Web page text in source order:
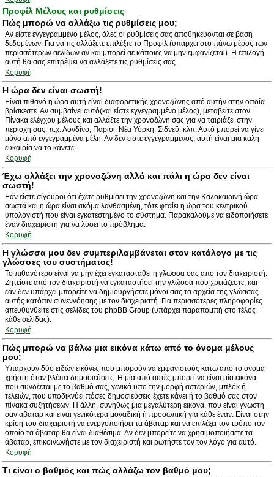
Προφίλ Μέλους και ρυθμίσεις
Πώς μπορώ να αλλάξω τις ρυθμίσεις μου;
Αν είστε εγγεγραμμένο μέλος, όλες οι ρυθμίσεις σας αποθηκεύονται σε βάση
δεδομένων. Για να τις αλλάξετε επιλέξτε το Προφίλ (υπάρχει στο πάνω μέρος των
περισσότερων σελίδων αν και μπορεί σε κάποιες να μην εμφανίζεται). Η επιλογή
αυτή θα σας επιτρέψει να αλλάξετε τις ρυθμίσεις σας.
Κορυφή
Η ώρα δεν είναι σωστή!
Είναι πιθανό η ώρα αυτή είναι διαφορετικής χρονοζώνης από αυτήν στην οποία
βρίσκεστε. Αν συμβαίνει αυτό(και είστε εγγεγραμμένο μέλος), μεταβείτε στον
Πίνακα ελέγχου μέλους και αλλάξτε την χρονοζώνη σας για να ταιριάζει στην
περιοχή σας, π.χ. Λονδίνο, Παρίσι, Νέα Υόρκη, Σίδνεϋ, κλπ. Αυτό μπορεί να γίνει
μόνο από εγγεγραμμένα μέλη. Αν δεν είστε εγγεγραμμένος, αυτή είναι μια καλή
ευκαιρία να το κάνετε.
Κορυφή
Έχω αλλάξει την χρονοζώνη αλλά και πάλι η ώρα δεν είναι
σωστή!
Εάν είστε σίγουροι ότι έχετε ρυθμίσει την χρονοζώνη και την Καλοκαιρινή ώρα
σωστά και η ώρα είναι ακόμα λανθασμένη, τότε φταίει η ώρα του κεντρικού
υπολογιστή που είναι εγκατεστημένο το σύστημα. Παρακαλούμε να ειδοποιήσετε
έναν διαχειριστή για να λύσει το πρόβλημα.
Κορυφή
Η γλώσσα μου δεν συμπεριλαμβάνεται στον κατάλογο με τις
γλώσσες του συστήματος!
Το πιθανότερο είναι να μην έχει εγκατασταθεί η γλώσσα σας από τον διαχειριστή.
Ζητείστε από τον διαχειριστή να εγκαταστήσει την γλώσσα που χρειάζεστε, και
εάν δεν υπάρχει μπορείτε να δημιουργήσετε μόνοι σας τα αρχεία της γλώσσας
αυτής κατόπιν συνεννόησης με τον διαχειριστή. Για περισσότερες πληροφορίες
απευθυνθείτε στις σελίδες του phpBB Group (υπάρχει παραπομπή στο τέλος
κάθε σελίδας).
Κορυφή
Πώς μπορώ να βάλω μια εικόνα κάτω από το όνομα μέλους
μου;
Υπάρχουν δύο ειδών εικόνες που μπορούν να εμφανιστούς κάτω από το όνομα
χρήστη όταν βλέπει δημοσιεύσεις. Η μία από αυτές μπορεί να είναι μία εικόνα
που συνδέεται με το βαθμό σας, γενικά υπο την μορφή αστεριών, μπλόκ ή
τελειών, που υποδικνύει πόσες δημοσιεύσεις έχετε κάνει ή το βαθμό σας στον
πίνακα συζητήσεων. Η άλλη, συνήθως μια μεγαλύτερη εικόνα, που είναι γνωστή
σαν άβαταρ και είναι γενικότερα μοναδική ή προσωπική για κάθε έναν. Είναι στην
κρίση του διαχειριστή να ενεργοποιήσει τα άβαταρ και να επιλέξει τον τρόπο τον
οποίο τα άβαταρ θα είναι διαθέσιμα. Αν δεν μπορείτε να χρησιμοποιήσετε τα
άβαταρ, επικοινωνήστε με τον διαχειριστή και ρωτήστε τον τον λόγο για αυτό.
Κορυφή
Τι είναι ο βαθμός και πώς αλλάζω τον βαθμό μου;